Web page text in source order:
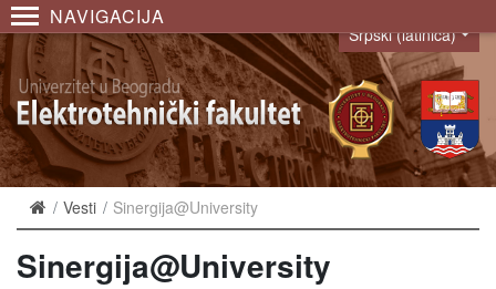
NAVIGACIJA
Language
Srpski (latinica)
Vesti Sinergija@University
Sinergija@University